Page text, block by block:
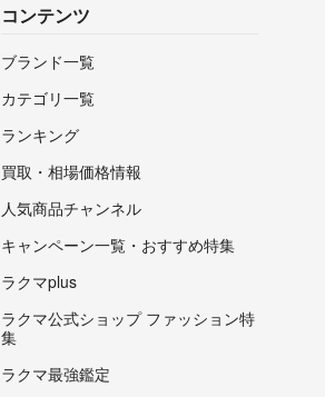
コンテンツ
ブランド一覧
カテゴリ一覧
ランキング
買取・相場価格情報
人気商品チャンネル
キャンペーン一覧・おすすめ特集
ラクマplus
ラクマ公式ショップ ファッション特
集
ラクマ最強鑑定